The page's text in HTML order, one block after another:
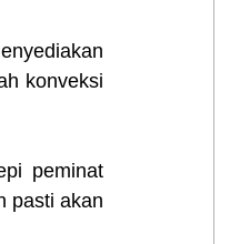
konveksi
peminat
pasti akan